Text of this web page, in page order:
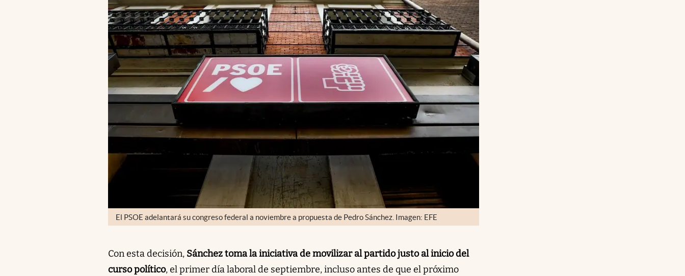
El PSOE adelantará su congreso federal a noviembre a propuesta de Pedro Sánchez. Imagen: EFE
Con esta decisión, Sánchez toma la iniciativa de movilizar al partido justo al inicio del
curso político, el primer día laboral de septiembre, incluso antes de que el próximo